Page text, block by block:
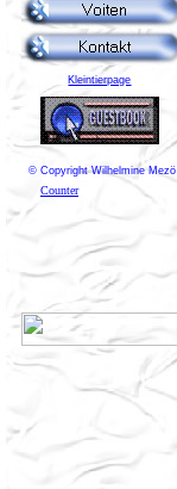
Kleintierpage
© Copyright Wilhelmine Mezö
Counter